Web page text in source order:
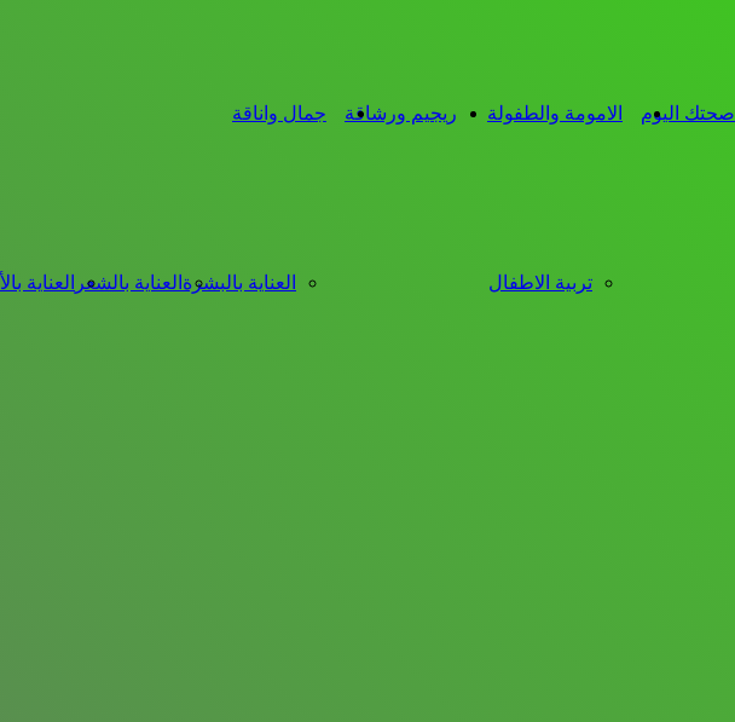
صحتك اليوم الامومة والطفولة
تربية الاطفال
ريجيم ورشاقة جمال واناقة
العناية بالبشرة العناية بالشعر العناية